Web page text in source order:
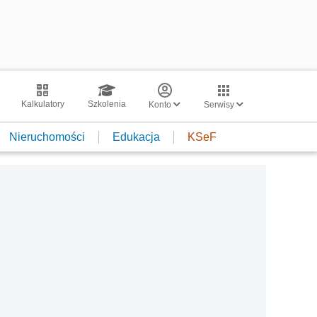
Kalkulatory Szkolenia Konto Serwisy
Nieruchomości Edukacja KSeF